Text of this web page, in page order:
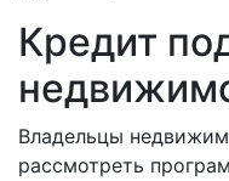
Кредит
Владельцы
рассмотреть